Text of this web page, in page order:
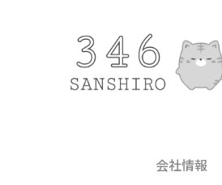
会社情報